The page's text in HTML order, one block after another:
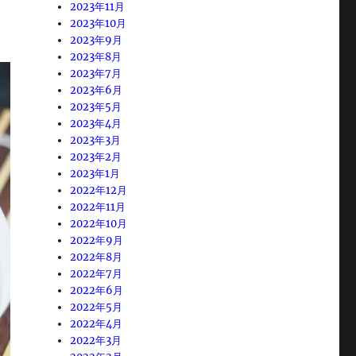
2023年11月
2023年10月
2023年9月
2023年8月
2023年7月
2023年6月
2023年5月
2023年4月
2023年3月
2023年2月
2023年1月
2022年12月
2022年11月
2022年10月
2022年9月
2022年8月
2022年7月
2022年6月
2022年5月
2022年4月
2022年3月